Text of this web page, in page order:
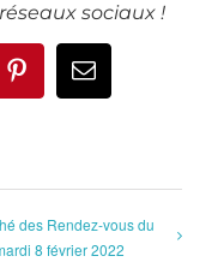
sociaux !
PinterestEmail
des Rendez-vous du
8 février 2022